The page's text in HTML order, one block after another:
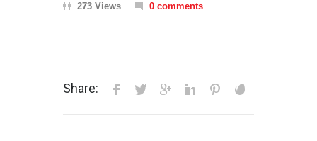
273 Views
0 comments
Share: